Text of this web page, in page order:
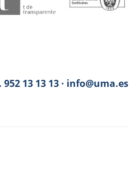
13 13 13 · info@uma.es